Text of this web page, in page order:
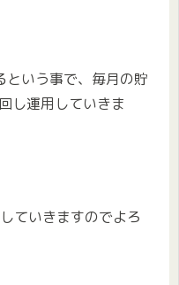
という事で、毎月の貯
し運用していきま
ていきますのでよろ